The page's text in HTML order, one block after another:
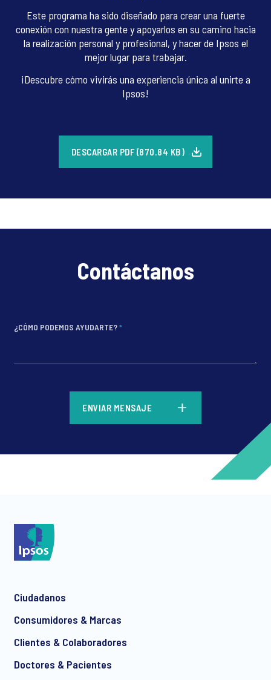
Este programa ha sido diseñado para crear una fuerte
conexión con nuestra gente y apoyarlos en su camino hacia
la realización personal y profesional, y hacer de Ipsos el
mejor lugar para trabajar.
¡Descubre cómo vivirás una experiencia única al unirte a
Ipsos!
DESCARGAR PDF (870.84 KB)
Contáctanos
¿CÓMO PODEMOS AYUDARTE?*
ENVIAR MENSAJE
Ciudadanos
Consumidores & Marcas
Clientes & Colaboradores
Doctores & Pacientes